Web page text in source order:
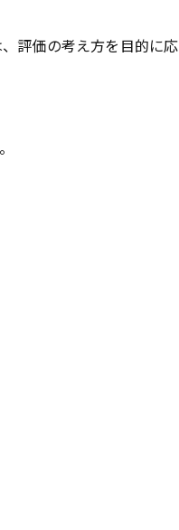
評価の考え方を目的に